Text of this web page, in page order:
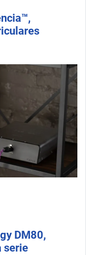
DM80,
serie